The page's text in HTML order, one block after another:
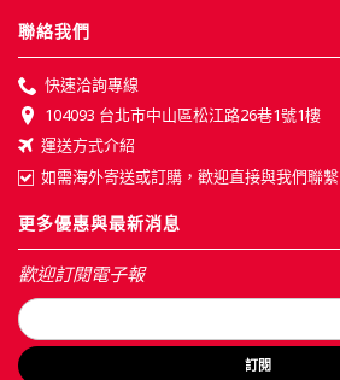
聯絡我們
快速洽詢專線
104093 台北市中山區松江路26巷1號1樓
運送方式介紹
如需海外寄送或訂購，歡迎直接與我們聯繫
更多優惠與最新消息
歡迎訂閱電子報
訂閱